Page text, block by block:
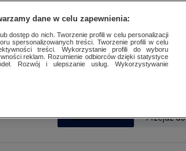
SUBSKRYBUJ Przejdź do
dane w celu zapewnienia:
dostęp do nich. Tworzenie profili w celu personalizacji
spersonalizowanych treści. Tworzenie profili w celu
treści. Wykorzystanie profili do wyboru
reklam. Rozumienie odbiorców dzięki statystyce
Rozwój i ulepszanie usług. Wykorzystywanie